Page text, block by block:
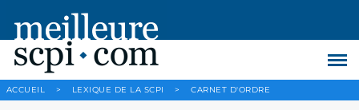
ACCUEIL > LEXIQUE DE LA SCPI > CARNET D'ORDRE